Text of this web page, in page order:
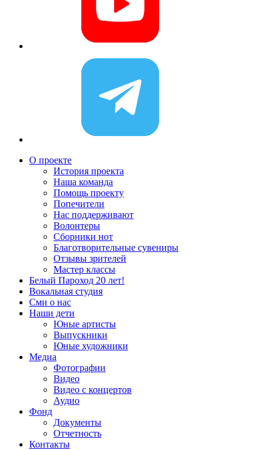
О проекте
История проекта
Наша команда
Помощь проекту
Попечители
Нас поддерживают
Волонтеры
Сборники нот
Благотворительные сувениры
Отзывы зрителей
Мастер классы
Белый Пароход 20 лет!
Вокальная студия
Сми о нас
Наши дети
Юные артисты
Выпускники
Юные художники
Медиа
Фотографии
Видео
Видео с концертов
Аудио
Фонд
Документы
Отчетность
Контакты